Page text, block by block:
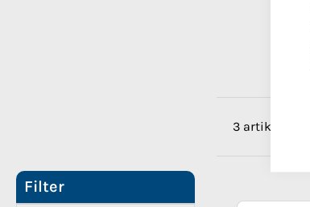
3artiklar
Filter